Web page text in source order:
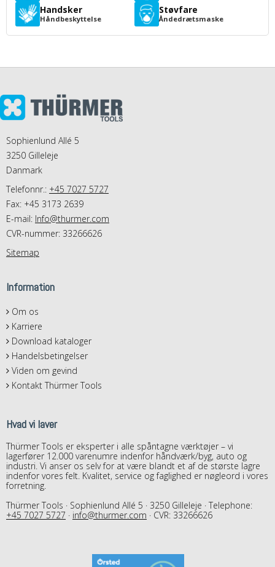
Handsker
Håndbeskyttelse
Støvfare
Åndedrætsmaske
Sophienlund Allé 5
3250 Gilleleje
Danmark
Telefonnr.: +45 7027 5727
Fax: +45 3173 2639
E-mail: Info@thurmer.com
CVR-nummer: 33266626
Sitemap
Information
Om os
Karriere
Download kataloger
Handelsbetingelser
Viden om gevind
Kontakt Thürmer Tools
Hvad vi laver
Thürmer Tools er eksperter i alle spåntagne værktøjer – vi
lagerfører 12.000 varenumre indenfor håndværk/byg, auto og
industri. Vi anser os selv for at være blandt et af de største lagre
indenfor vores felt. Kvalitet, service og faglighed er nøgleord i vores
forretning.
Thürmer Tools · Sophienlund Allé 5 · 3250 Gilleleje · Telephone:
+45 7027 5727 · info@thurmer.com · CVR: 33266626